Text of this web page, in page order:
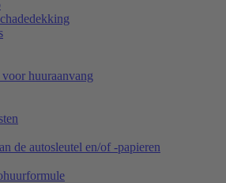
huuraanvang
de autosleutel en/of -papieren